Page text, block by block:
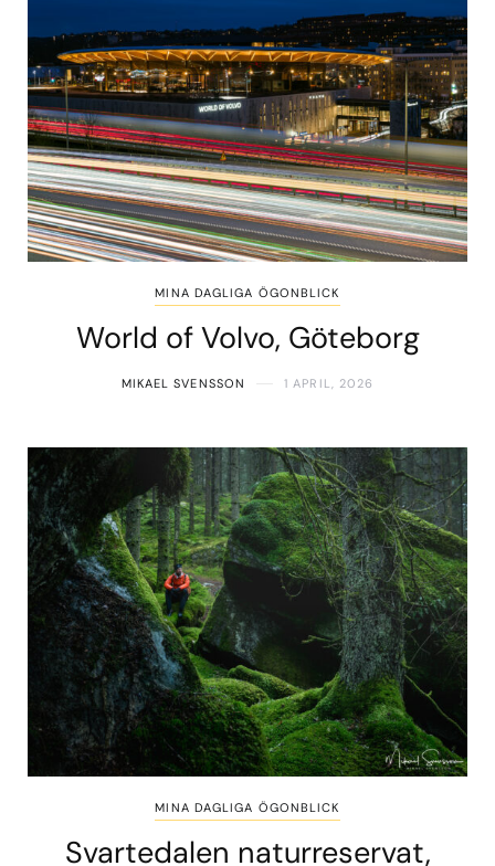
MINA DAGLIGA ÖGONBLICK
World of Volvo, Göteborg
MIKAEL SVENSSON 1 APRIL, 2026
MINA DAGLIGA ÖGONBLICK
Svartedalen naturreservat,